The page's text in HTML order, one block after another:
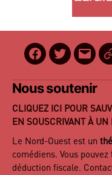
Facebook
Twitter
E-
mail
Nous soutenir
CLIQUEZ ICI POUR
EN SOUSCRIVANT À UN
Le Nord-Ouest est un
comédiens. Vous pouvez
déduction fiscale.